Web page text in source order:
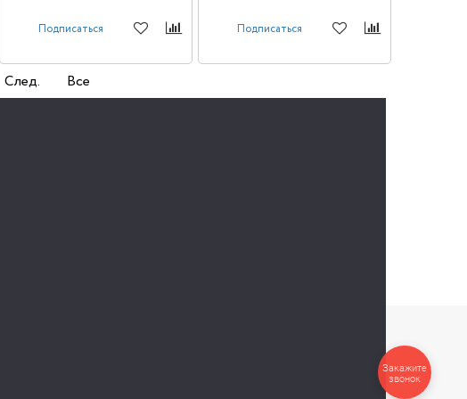
Подписаться Подписаться
След. Все
Закажите